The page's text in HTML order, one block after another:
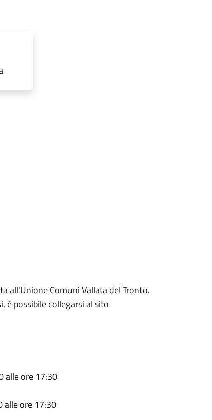
all'Unione Comuni Vallata del Tronto.
è possibile collegarsi al sito
alle ore 17:30
alle ore 17:30